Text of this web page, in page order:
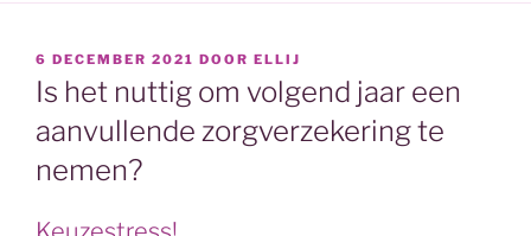
GEPLAATST
OP
6 DECEMBER 2021 DOOR ELLIJ
Is het nuttig om volgend jaar een
aanvullende zorgverzekering te
nemen?